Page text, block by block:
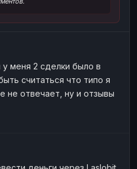
KZT
меня 2 сделки было в
считаться что типо я
не отвечает, ну и отзывы